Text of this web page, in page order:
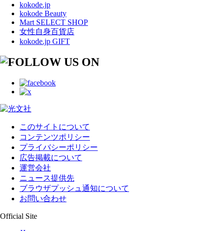
kokode.jp
kokode Beauty
Mart SELECT SHOP
女性自身百貨店
kokode.jp GIFT
このサイトについて
コンテンツポリシー
プライバシーポリシー
広告掲載について
運営会社
ニュース提供先
ブラウザプッシュ通知について
お問い合わせ
Official Site